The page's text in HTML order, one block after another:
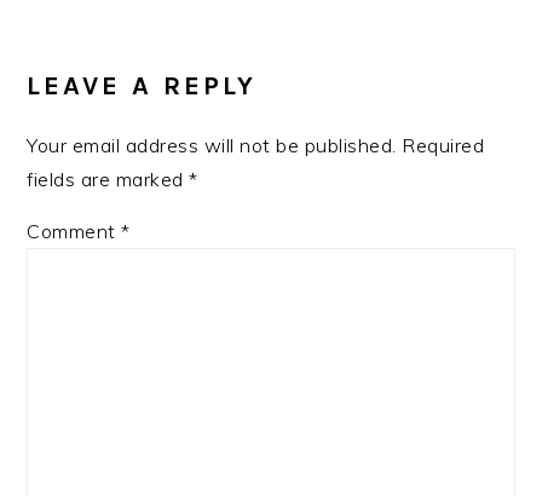
INTERACTIONS
LEAVE A REPLY
Your email address will not be published. Required
fields are marked*
Comment*